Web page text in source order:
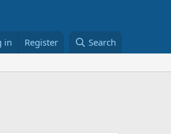
in Register Search